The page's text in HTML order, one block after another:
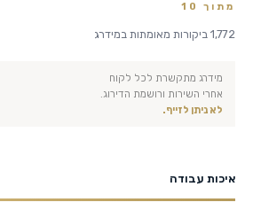
מתוך 10
1,772 ביקורות מאומתות במידרג
מידרג מתקשרת לכל לקוח
אחרי השירות ורושמת הדירוג.
לא ניתן לזייף.
איכות עבודה